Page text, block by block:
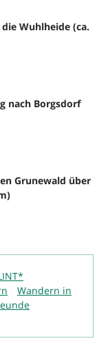
Wuhlheide (ca.
nach Borgsdorf
Grunewald über
Wandern in